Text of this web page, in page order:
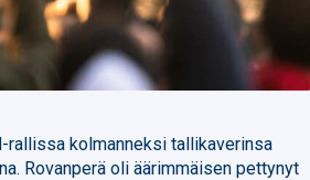
rallissa kolmanneksi tallikaverinsa
Rovanperä oli äärimmäisen pettynyt